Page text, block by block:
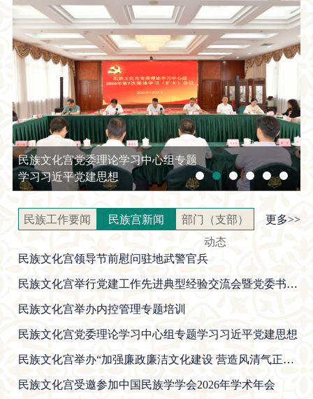
民族文化宫党委理论学习中心组专题
学习习近平党建思想
民族工作要闻 民族宫新闻
部门（支部）
动态
更多>>
民族文化宫领导节前慰问驻地武警官兵
民族文化宫举行党建工作先进典型经验交流会暨党委书记讲党课
民族文化宫举办内控管理专题培训
民族文化宫党委理论学习中心组专题学习习近平党建思想
民族文化宫举办“加强廉政廉洁文化建设 营造风清气正的良好政治生态”专题讲座
民族文化宫受邀参加中国民族学学会2026年学术年会